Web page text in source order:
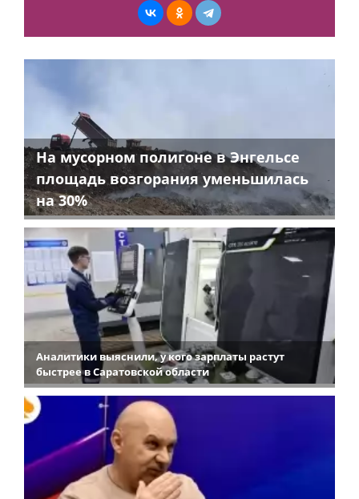
На мусорном полигоне в Энгельсе
площадь возгорания уменьшилась
на 30%
Аналитики выяснили, у кого зарплаты растут
быстрее в Саратовской области